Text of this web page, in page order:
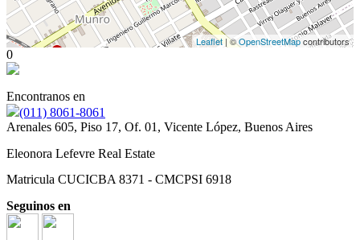
Leaflet| ©OpenStreetMapcontributors
0
Encontranos en
(011) 8061-8061
Arenales 605, Piso 17, Of. 01, Vicente López, Buenos Aires
Eleonora Lefevre Real Estate
Matricula CUCICBA 8371 - CMCPSI 6918
Seguinos en